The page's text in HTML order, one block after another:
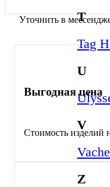
T
Tag
U
V
Z
Уточнить в
Выгодная цена
Стоимость изделий